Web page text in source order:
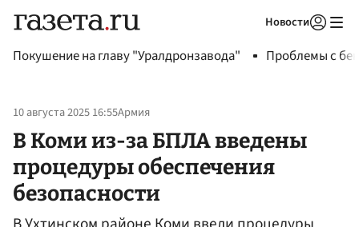
Новости
Покушение на главу "Уралдронзавода" Проблемы с
10 августа 2025 16:55Армия
В Коми из-за БПЛА введены
процедуры обеспечения
безопасности